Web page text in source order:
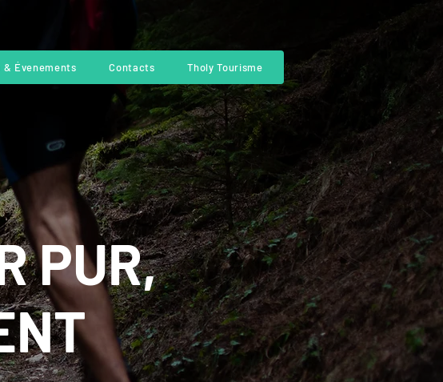
& Évenements Contacts Tholy Tourisme
PUR,